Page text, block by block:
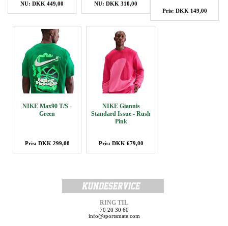
NU: DKK 449,00
NU: DKK 310,00
Pris: DKK 149,00
NIKE Max90 T/S -
Green
Pris: DKK 299,00
NIKE Giannis
Standard Issue - Rush
Pink
Pris: DKK 679,00
RING TIL
70 20 30 60
info@sportsmate.com